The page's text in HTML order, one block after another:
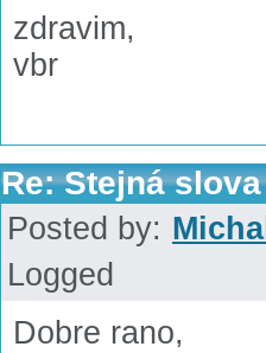
zdravim,
vbr
Re: Stejná
Posted by:
Logged
Dobre rano,